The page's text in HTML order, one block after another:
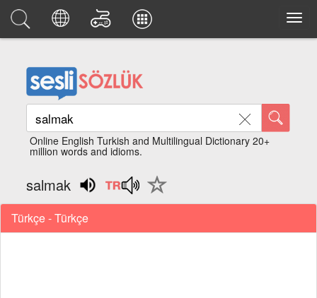
Online English Turkish and Multilingual Dictionary 20+
million words and idioms.
salmak
Türkçe - Türkçe